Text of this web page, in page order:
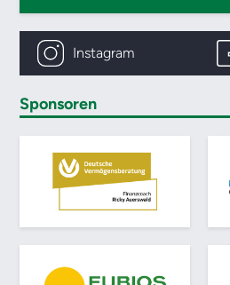
Instagram
Sponsoren